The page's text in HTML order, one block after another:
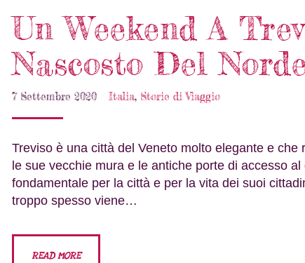
Un Weekend A
Nascosto Del
7 Settembre 2020 Italia, Storie di Viaggio
Treviso è una città del Veneto molto elegante e
le sue vecchie mura e le antiche porte di accesso
fondamentale per la città e per la vita dei suoi
troppo spesso viene…
READ MORE